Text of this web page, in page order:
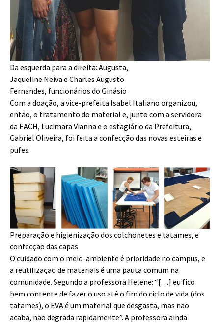
Da esquerda para a direita: Augusta,
Jaqueline Neiva e Charles Augusto
Fernandes, funcionários do Ginásio
Com a doação, a vice-prefeita Isabel Italiano organizou,
então, o tratamento do material e, junto com a servidora
da EACH, Lucimara Vianna e o estagiário da Prefeitura,
Gabriel Oliveira, foi feita a confecção das novas esteiras e
pufes.
Preparação e higienização dos colchonetes e tatames, e
confecção das capas
O cuidado com o meio-ambiente é prioridade no campus, e
a reutilização de materiais é uma pauta comum na
comunidade. Segundo a professora Helene: “[…] eu fico
bem contente de fazer o uso até o fim do ciclo de vida (dos
tatames), o EVA é um material que desgasta, mas não
acaba, não degrada rapidamente”. A professora ainda